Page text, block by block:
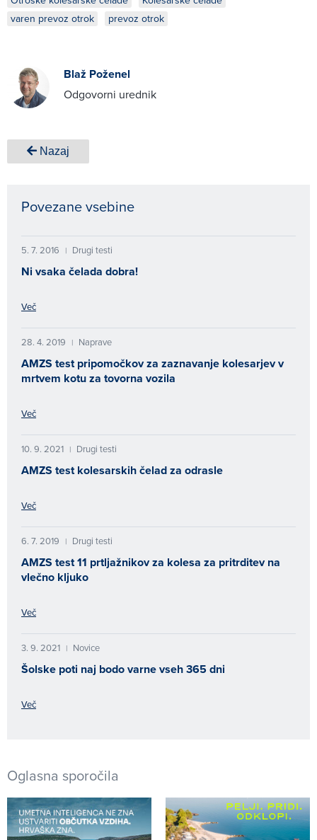
varen prevoz otrok
prevoz otrok
Blaž Poženel
Odgovorni urednik
Nazaj
Povezane vsebine
5. 7. 2016 | Drugi testi
Ni vsaka čelada dobra!
Več
28. 4. 2019 | Naprave
AMZS test pripomočkov za zaznavanje kolesarjev v
mrtvem kotu za tovorna vozila
Več
10. 9. 2021 | Drugi testi
AMZS test kolesarskih čelad za odrasle
Več
6. 7. 2019 | Drugi testi
AMZS test 11 prtljažnikov za kolesa za pritrditev na
vlečno kljuko
Več
3. 9. 2021 | Novice
Šolske poti naj bodo varne vseh 365 dni
Več
Oglasna sporočila